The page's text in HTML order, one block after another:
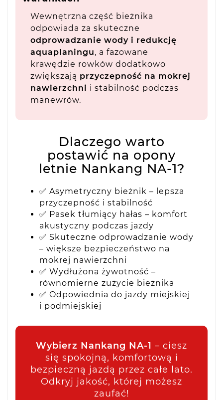
Wewnętrzna część bieżnika
odpowiada za skuteczne
odprowadzanie wody i redukcję
aquaplaningu, a fazowane
krawędzie rowków dodatkowo
zwiększają przyczepność na mokrej
nawierzchni i stabilność podczas
manewrów.
Dlaczego warto
postawić na opony
letnie Nankang NA-1?
✅ Asymetryczny bieżnik – lepsza
przyczepność i stabilność
✅ Pasek tłumiący hałas – komfort
akustyczny podczas jazdy
✅ Skuteczne odprowadzanie wody
– większe bezpieczeństwo na
mokrej nawierzchni
✅ Wydłużona żywotność –
równomierne zużycie bieżnika
✅ Odpowiednia do jazdy miejskiej
i podmiejskiej
Wybierz Nankang NA-1 – ciesz
się spokojną, komfortową i
bezpieczną jazdą przez całe lato.
Odkryj jakość, której możesz
zaufać!